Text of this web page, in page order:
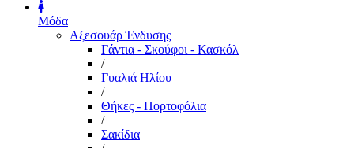
Μόδα
Αξεσουάρ Ένδυσης
Γάντια - Σκούφοι - Κασκόλ
/
Γυαλιά Ηλίου
/
Θήκες - Πορτοφόλια
/
Σακίδια